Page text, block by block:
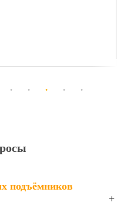
подъёмников